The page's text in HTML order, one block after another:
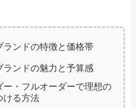
ランドの特徴と価格帯
ランドの魅力と予算感
ー・フルオーダーで理想の
ける方法